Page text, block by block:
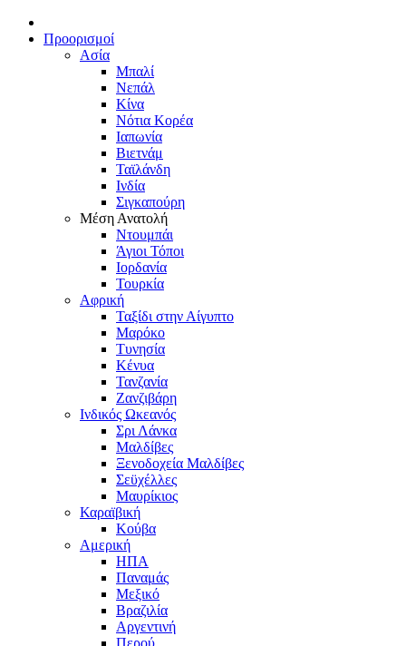
Προορισμοί
Ασία
Μπαλί
Νεπάλ
Κίνα
Νότια Κορέα
Ιαπωνία
Βιετνάμ
Ταϊλάνδη
Ινδία
Σιγκαπούρη
Μέση Ανατολή
Ντουμπάι
Άγιοι Τόποι
Ιορδανία
Τουρκία
Αφρική
Ταξίδι στην Αίγυπτο
Μαρόκο
Τυνησία
Κένυα
Τανζανία
Ζανζιβάρη
Ινδικός Ωκεανός
Σρι Λάνκα
Μαλδίβες
Ξενοδοχεία Μαλδίβες
Σεϋχέλλες
Μαυρίκιος
Καραϊβική
Κούβα
Αμερική
ΗΠΑ
Παναμάς
Μεξικό
Βραζιλία
Αργεντινή
Περού